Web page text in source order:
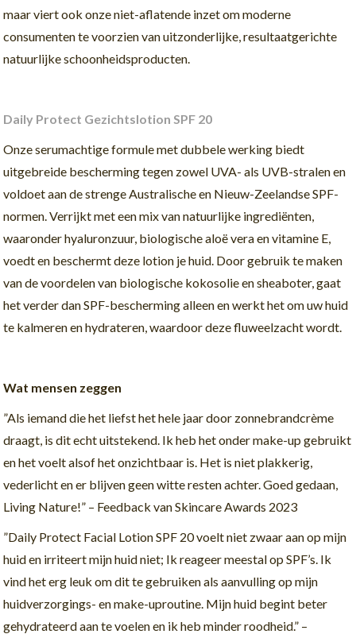
maar viert ook onze niet-aflatende inzet om moderne
consumenten te voorzien van uitzonderlijke, resultaatgerichte
natuurlijke schoonheidsproducten.
Daily Protect Gezichtslotion SPF 20
Onze serumachtige formule met dubbele werking biedt
uitgebreide bescherming tegen zowel UVA- als UVB-stralen en
voldoet aan de strenge Australische en Nieuw-Zeelandse SPF-
normen. Verrijkt met een mix van natuurlijke ingrediënten,
waaronder hyaluronzuur, biologische aloë vera en vitamine E,
voedt en beschermt deze lotion je huid. Door gebruik te maken
van de voordelen van biologische kokosolie en sheaboter, gaat
het verder dan SPF-bescherming alleen en werkt het om uw huid
te kalmeren en hydrateren, waardoor deze fluweelzacht wordt.
Wat mensen zeggen
”Als iemand die het liefst het hele jaar door zonnebrandcrème
draagt, is dit echt uitstekend. Ik heb het onder make-up gebruikt
en het voelt alsof het onzichtbaar is. Het is niet plakkerig,
vederlicht en er blijven geen witte resten achter. Goed gedaan,
Living Nature!” – Feedback van Skincare Awards 2023
”Daily Protect Facial Lotion SPF 20 voelt niet zwaar aan op mijn
huid en irriteert mijn huid niet; Ik reageer meestal op SPF’s. Ik
vind het erg leuk om dit te gebruiken als aanvulling op mijn
huidverzorgings- en make-uproutine. Mijn huid begint beter
gehydrateerd aan te voelen en ik heb minder roodheid.” –